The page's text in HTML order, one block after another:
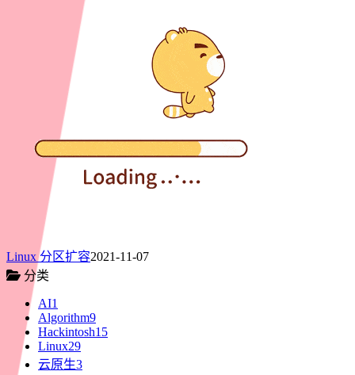
Linux 分区扩容2021-11-07
分类
AI1
Algorithm9
Hackintosh15
Linux29
云原生3